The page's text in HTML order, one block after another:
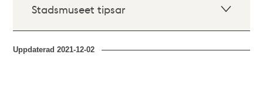
Stadsmuseet tipsar
Uppdaterad2021-12-02